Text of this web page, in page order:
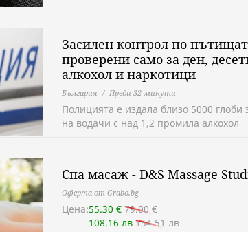
Засилен контрол по
проверени само за ден,
алкохол и наркотици
България Преди 32 минути
Полицията е издала близо 5000
на водачи с над 1,2 промила алкохол
Спа масаж - D&S Massage
Оферта от Grabo.bg
Цена:55.30 € 79.00 €
108.16 лв 154.51 лв